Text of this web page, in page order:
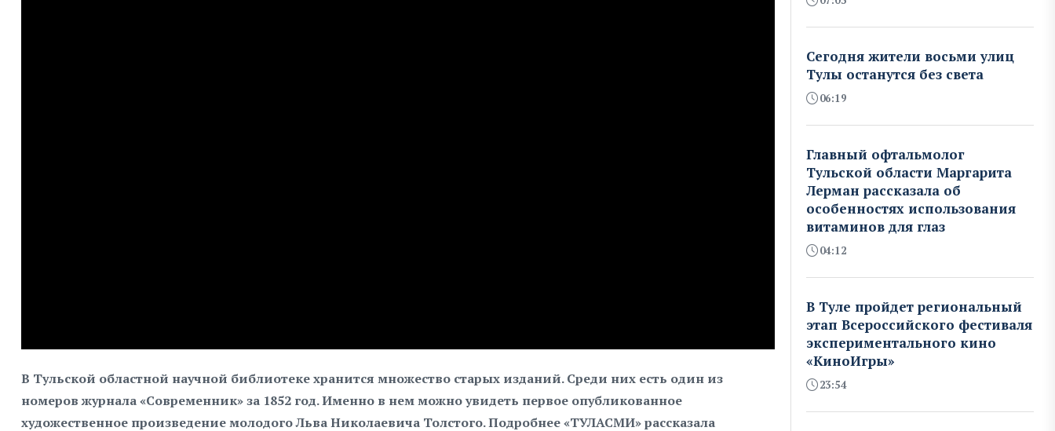
В Тульской областной научной библиотеке хранится множество старых изданий. Среди них есть один из
номеров журнала «Современник» за 1852 год. Именно в нем можно увидеть первое опубликованное
художественное произведение молодого Льва Николаевича Толстого. Подробнее «ТУЛАСМИ» рассказала
Сегодня жители восьми улиц
Тулы останутся без света
06:19
Главный офтальмолог
Тульской области Маргарита
Лерман рассказала об
особенностях использования
витаминов для глаз
04:12
В Туле пройдет региональный
этап Всероссийского фестиваля
экспериментального кино
«КиноИгры»
23:54